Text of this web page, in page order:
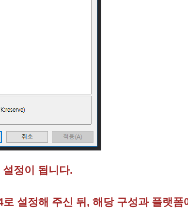
정이 됩니다.
설정해 주신 뒤, 해당 구성과 플랫폼